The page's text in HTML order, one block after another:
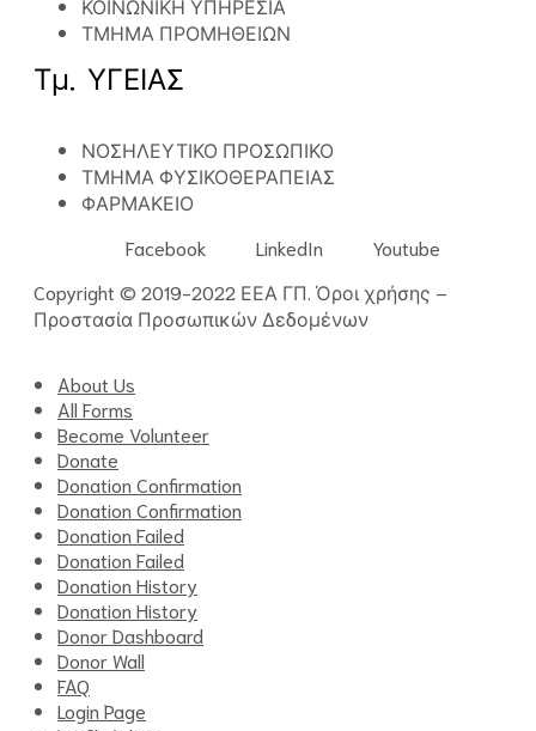
ΤΜΗΜΑ ΠΡΟΜΗΘΕΙΩΝ
Τμ. ΥΓΕΙΑΣ
ΝΟΣΗΛΕΥΤΙΚΟ ΠΡΟΣΩΠΙΚΟ
ΤΜΗΜΑ ΦΥΣΙΚΟΘΕΡΑΠΕΙΑΣ
ΦΑΡΜΑΚΕΙΟ
Facebook
LinkedIn
Youtube
Copyright © 2019-2022 ΕΕΑ ΓΠ. Όροι χρήσης –
Προστασία Προσωπικών Δεδομένων
About Us
All Forms
Become Volunteer
Donate
Donation Confirmation
Donation Confirmation
Donation Failed
Donation Failed
Donation History
Donation History
Donor Dashboard
Donor Wall
FAQ
Login Page